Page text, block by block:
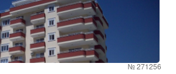
№ 271256